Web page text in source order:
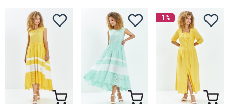
1%